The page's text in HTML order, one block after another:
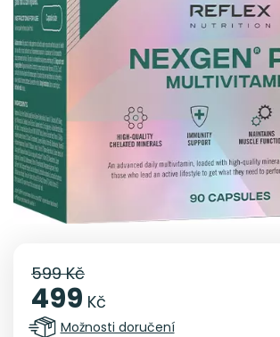
599 Kč
499 Kč
Možnosti doručení